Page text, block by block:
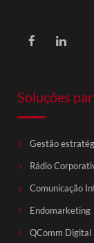
Soluções
Gestão
Rádio
Comunicação
Endomarketing
QComm Digital